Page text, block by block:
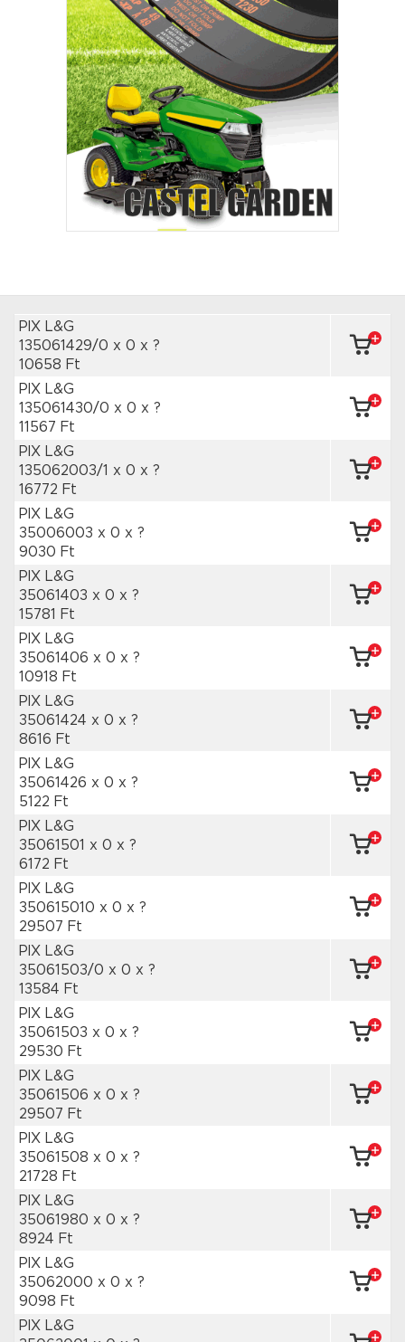
PIX L&G
135061429/0 x 0 x ?
10658 Ft
PIX L&G
135061430/0 x 0 x ?
11567 Ft
PIX L&G
135062003/1 x 0 x ?
16772 Ft
PIX L&G
35006003 x 0 x ?
9030 Ft
PIX L&G
35061403 x 0 x ?
15781 Ft
PIX L&G
35061406 x 0 x ?
10918 Ft
PIX L&G
35061424 x 0 x ?
8616 Ft
PIX L&G
35061426 x 0 x ?
5122 Ft
PIX L&G
35061501 x 0 x ?
6172 Ft
PIX L&G
350615010 x 0 x ?
29507 Ft
PIX L&G
35061503/0 x 0 x ?
13584 Ft
PIX L&G
35061503 x 0 x ?
29530 Ft
PIX L&G
35061506 x 0 x ?
29507 Ft
PIX L&G
35061508 x 0 x ?
21728 Ft
PIX L&G
35061980 x 0 x ?
8924 Ft
PIX L&G
35062000 x 0 x ?
9098 Ft
PIX L&G